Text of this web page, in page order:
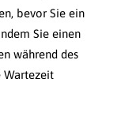
bevor Sie ein
Sie einen
während des
Wartezeit